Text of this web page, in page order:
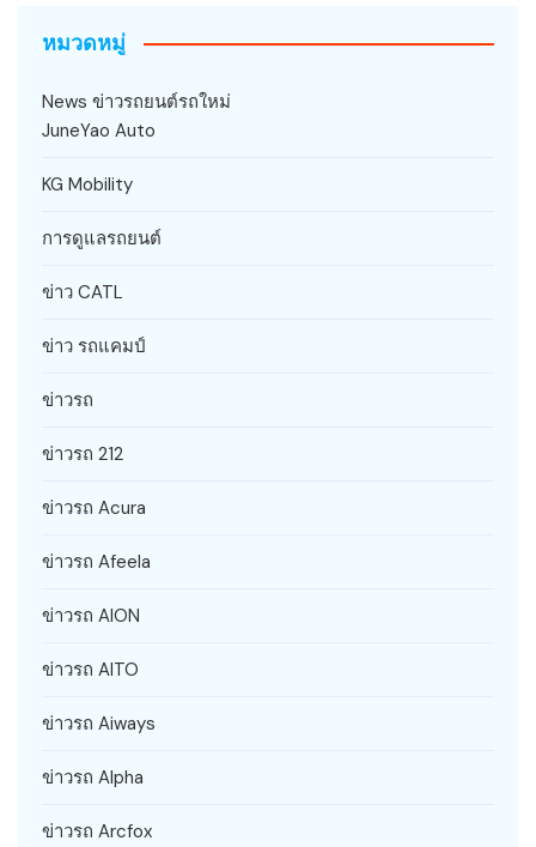
หมวดหมู่
News ข่าวรถยนต์รถใหม่
JuneYao Auto
KG Mobility
การดูแลรถยนต์
ข่าว CATL
ข่าว รถแคมป์
ข่าวรถ
ข่าวรถ 212
ข่าวรถ Acura
ข่าวรถ Afeela
ข่าวรถ AION
ข่าวรถ AITO
ข่าวรถ Aiways
ข่าวรถ Alpha
ข่าวรถ Arcfox